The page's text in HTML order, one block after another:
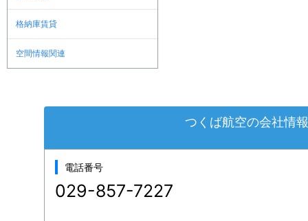
格納庫賃貸
空間情報関連
つくば航空の会社情報
電話番号
029-857-7227